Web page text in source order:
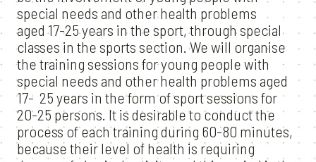
special needs and other health problems
aged 17-25 years in the sport, through special
classes in the sports section. We will organise
the training sessions for young people with
special needs and other health problems aged
17- 25 years in the form of sport sessions for
20-25 persons. It is desirable to conduct the
process of each training during 60-80 minutes,
because their level of health is requiring